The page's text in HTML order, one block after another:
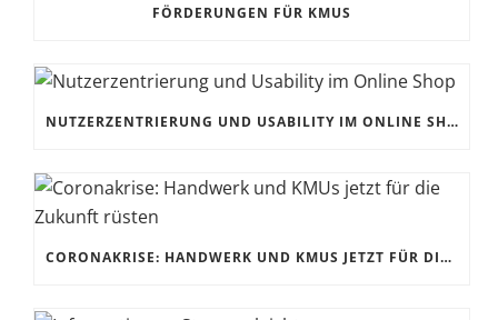
FÖRDERUNGEN FÜR KMUS
NUTZERZENTRIERUNG UND USABILITY IM ONLINE SHOP
CORONAKRISE: HANDWERK UND KMUS JETZT FÜR DIE ZUKUNFT RÜSTEN